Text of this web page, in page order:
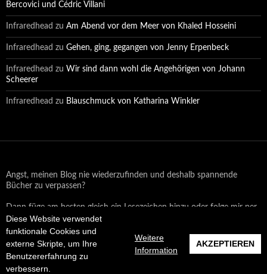
Diese Website verwendet
funktionale Cookies und
externe Skripte, um Ihre
Benutzererfahrung zu
verbessern.
Weitere
Information
AKZEPTIEREN
Bercovici und Cédric Villani
Infraredhead zu Am Abend vor dem Meer von Khaled Hosseini
Infraredhead zu Gehen, ging, gegangen von Jenny Erpenbeck
Infraredhead zu Wir sind dann wohl die Angehörigen von Johann
Scheerer
Infraredhead zu Blauschmuck von Katharina Winkler
Angst, meinen Blog nie wiederzufinden und deshalb spannende
Bücher zu verpassen?
Dann füge am besten gleich ein Lesezeichen hinzu oder folge mir per
Email oder auf Facebook!
Datenschutzerklärung